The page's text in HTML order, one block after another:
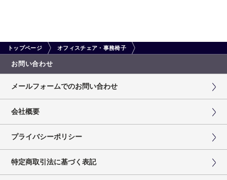
トップページ オフィスチェア・事務椅子
お問い合わせ
メールフォームでのお問い合わせ
会社概要
プライバシーポリシー
特定商取引法に基づく表記